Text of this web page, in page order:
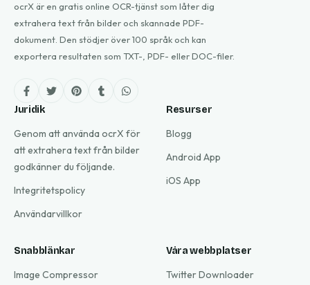
ocrX är en gratis online OCR-tjänst som låter dig
extrahera text från bilder och skannade PDF-
dokument. Den stödjer över 100 språk och kan
exportera resultaten som TXT-, PDF- eller DOC-filer.
Juridik
Genom att använda ocrX för
att extrahera text från bilder
godkänner du följande.
Integritetspolicy
Användarvillkor
Resurser
Blogg
Android App
iOS App
Snabblänkar
Image Compressor
Våra webbplatser
Twitter Downloader